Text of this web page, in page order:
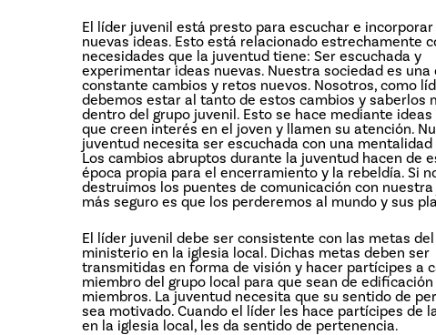
El líder juvenil está presto para escuchar e incorporar
nuevas ideas. Esto está relacionado estrechamente
necesidades que la juventud tiene: Ser escuchada y
experimentar ideas nuevas. Nuestra sociedad es una
constante cambios y retos nuevos. Nosotros, como
debemos estar al tanto de estos cambios y saberlos
dentro del grupo juvenil. Esto se hace mediante ideas
que creen interés en el joven y llamen su atención.
juventud necesita ser escuchada con una
Los cambios abruptos durante la juventud hacen de
época propia para el encerramiento y la rebeldía. Si
destruimos los puentes de comunicación con
más seguro es que los perderemos al mundo y sus
El líder juvenil debe ser consistente con las metas del
ministerio en la iglesia local. Dichas metas deben ser
transmitidas en forma de visión y hacer partícipes a
miembro del grupo local para que sean de
miembros. La juventud necesita que su sentido de
sea motivado. Cuando el líder les hace partícipes de
en la iglesia local, les da sentido de pertenencia.